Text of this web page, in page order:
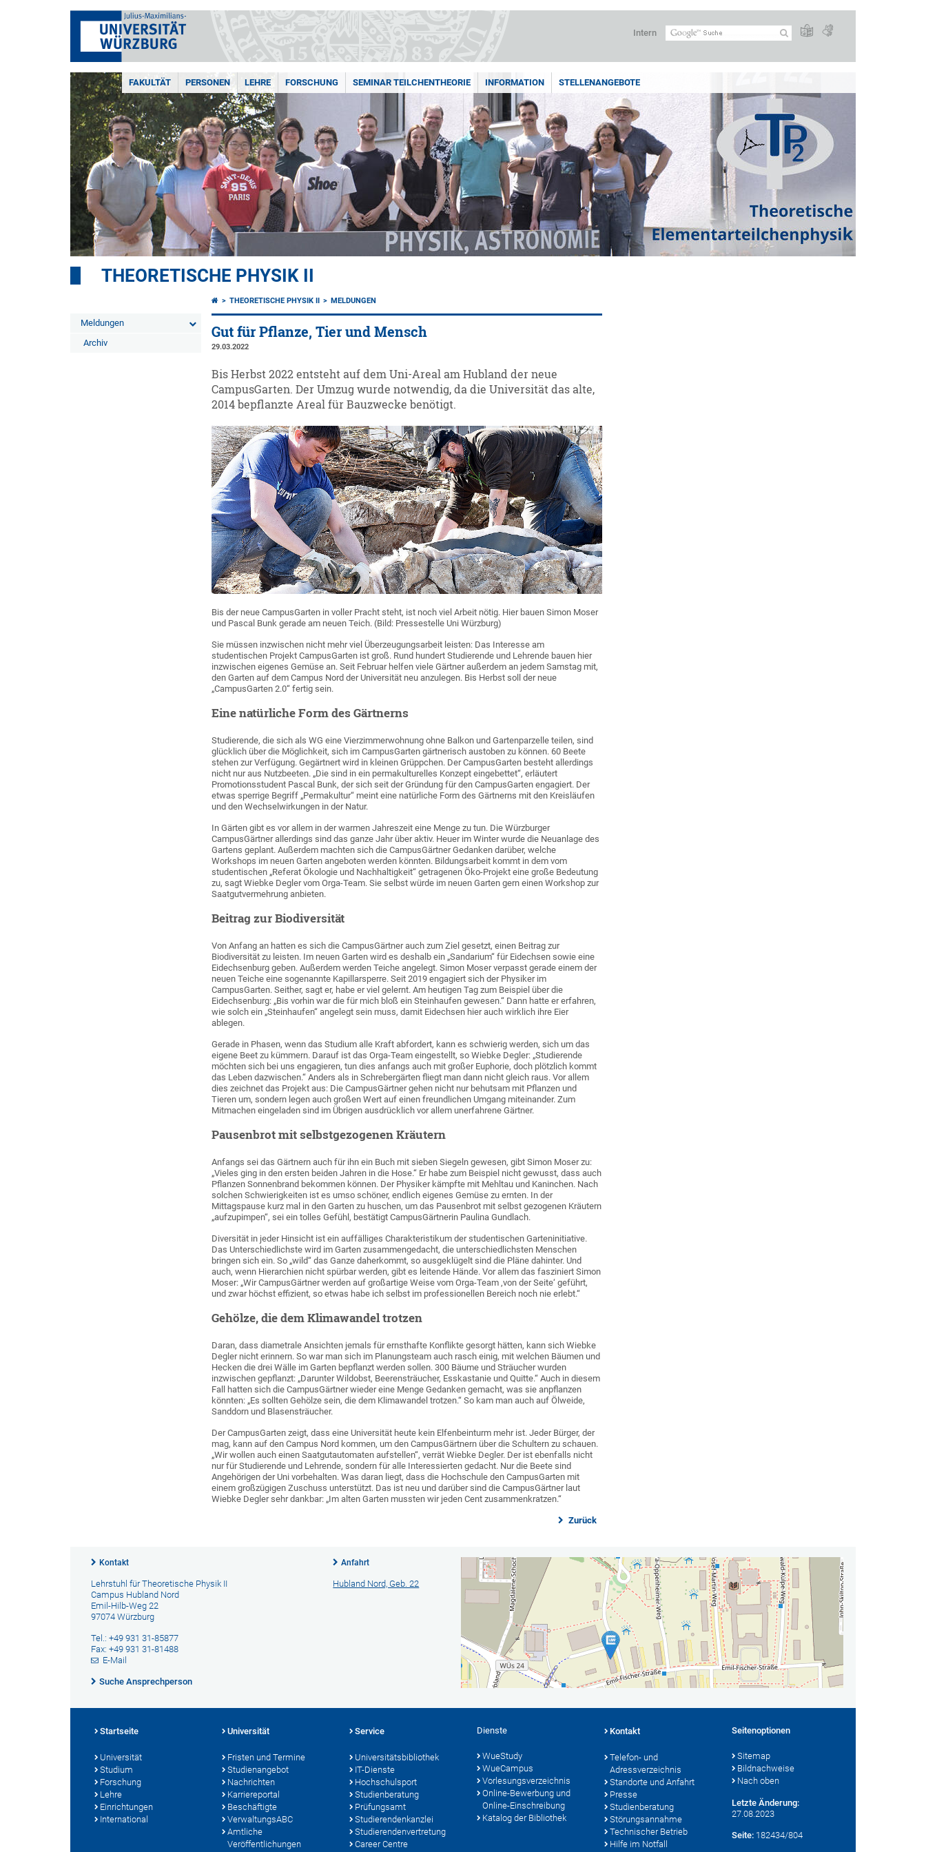
Intern
FAKULTÄT PERSONEN LEHRE FORSCHUNG SEMINAR TEILCHENTHEORIE INFORMATION STELLENANGEBOTE
THEORETISCHE PHYSIK II
Meldungen
Archiv
THEORETISCHE PHYSIK II MELDUNGEN
Gut für Pflanze, Tier und Mensch
29.03.2022
Bis Herbst 2022 entsteht auf dem Uni-Areal am Hubland der neue
CampusGarten. Der Umzug wurde notwendig, da die Universität das alte,
2014 bepflanzte Areal für Bauzwecke benötigt.
Bis der neue CampusGarten in voller Pracht steht, ist noch viel Arbeit nötig. Hier bauen Simon Moser
und Pascal Bunk gerade am neuen Teich. (Bild: Pressestelle Uni Würzburg)
Sie müssen inzwischen nicht mehr viel Überzeugungsarbeit leisten: Das Interesse am
studentischen Projekt CampusGarten ist groß. Rund hundert Studierende und Lehrende bauen hier
inzwischen eigenes Gemüse an. Seit Februar helfen viele Gärtner außerdem an jedem Samstag mit,
den Garten auf dem Campus Nord der Universität neu anzulegen. Bis Herbst soll der neue
„CampusGarten 2.0“ fertig sein.
Eine natürliche Form des Gärtnerns
Studierende, die sich als WG eine Vierzimmerwohnung ohne Balkon und Gartenparzelle teilen, sind
glücklich über die Möglichkeit, sich im CampusGarten gärtnerisch austoben zu können. 60 Beete
stehen zur Verfügung. Gegärtnert wird in kleinen Grüppchen. Der CampusGarten besteht allerdings
nicht nur aus Nutzbeeten. „Die sind in ein permakulturelles Konzept eingebettet“, erläutert
Promotionsstudent Pascal Bunk, der sich seit der Gründung für den CampusGarten engagiert. Der
etwas sperrige Begriff „Permakultur“ meint eine natürliche Form des Gärtnerns mit den Kreisläufen
und den Wechselwirkungen in der Natur.
In Gärten gibt es vor allem in der warmen Jahreszeit eine Menge zu tun. Die Würzburger
CampusGärtner allerdings sind das ganze Jahr über aktiv. Heuer im Winter wurde die Neuanlage des
Gartens geplant. Außerdem machten sich die CampusGärtner Gedanken darüber, welche
Workshops im neuen Garten angeboten werden könnten. Bildungsarbeit kommt in dem vom
studentischen „Referat Ökologie und Nachhaltigkeit“ getragenen Öko-Projekt eine große Bedeutung
zu, sagt Wiebke Degler vom Orga-Team. Sie selbst würde im neuen Garten gern einen Workshop zur
Saatgutvermehrung anbieten.
Beitrag zur Biodiversität
Von Anfang an hatten es sich die CampusGärtner auch zum Ziel gesetzt, einen Beitrag zur
Biodiversität zu leisten. Im neuen Garten wird es deshalb ein „Sandarium“ für Eidechsen sowie eine
Eidechsenburg geben. Außerdem werden Teiche angelegt. Simon Moser verpasst gerade einem der
neuen Teiche eine sogenannte Kapillarsperre. Seit 2019 engagiert sich der Physiker im
CampusGarten. Seither, sagt er, habe er viel gelernt. Am heutigen Tag zum Beispiel über die
Eidechsenburg: „Bis vorhin war die für mich bloß ein Steinhaufen gewesen.“ Dann hatte er erfahren,
wie solch ein „Steinhaufen“ angelegt sein muss, damit Eidechsen hier auch wirklich ihre Eier
ablegen.
Gerade in Phasen, wenn das Studium alle Kraft abfordert, kann es schwierig werden, sich um das
eigene Beet zu kümmern. Darauf ist das Orga-Team eingestellt, so Wiebke Degler: „Studierende
möchten sich bei uns engagieren, tun dies anfangs auch mit großer Euphorie, doch plötzlich kommt
das Leben dazwischen.“ Anders als in Schrebergärten fliegt man dann nicht gleich raus. Vor allem
dies zeichnet das Projekt aus: Die CampusGärtner gehen nicht nur behutsam mit Pflanzen und
Tieren um, sondern legen auch großen Wert auf einen freundlichen Umgang miteinander. Zum
Mitmachen eingeladen sind im Übrigen ausdrücklich vor allem unerfahrene Gärtner.
Pausenbrot mit selbstgezogenen Kräutern
Anfangs sei das Gärtnern auch für ihn ein Buch mit sieben Siegeln gewesen, gibt Simon Moser zu:
„Vieles ging in den ersten beiden Jahren in die Hose.“ Er habe zum Beispiel nicht gewusst, dass auch
Pflanzen Sonnenbrand bekommen können. Der Physiker kämpfte mit Mehltau und Kaninchen. Nach
solchen Schwierigkeiten ist es umso schöner, endlich eigenes Gemüse zu ernten. In der
Mittagspause kurz mal in den Garten zu huschen, um das Pausenbrot mit selbst gezogenen Kräutern
„aufzupimpen“, sei ein tolles Gefühl, bestätigt CampusGärtnerin Paulina Gundlach.
Diversität in jeder Hinsicht ist ein auffälliges Charakteristikum der studentischen Garteninitiative.
Das Unterschiedlichste wird im Garten zusammengedacht, die unterschiedlichsten Menschen
bringen sich ein. So „wild“ das Ganze daherkommt, so ausgeklügelt sind die Pläne dahinter. Und
auch, wenn Hierarchien nicht spürbar werden, gibt es leitende Hände. Vor allem das fasziniert Simon
Moser: „Wir CampusGärtner werden auf großartige Weise vom Orga-Team ‚von der Seite‘ geführt,
und zwar höchst effizient, so etwas habe ich selbst im professionellen Bereich noch nie erlebt.“
Gehölze, die dem Klimawandel trotzen
Daran, dass diametrale Ansichten jemals für ernsthafte Konflikte gesorgt hätten, kann sich Wiebke
Degler nicht erinnern. So war man sich im Planungsteam auch rasch einig, mit welchen Bäumen und
Hecken die drei Wälle im Garten bepflanzt werden sollen. 300 Bäume und Sträucher wurden
inzwischen gepflanzt: „Darunter Wildobst, Beerensträucher, Esskastanie und Quitte.“ Auch in diesem
Fall hatten sich die CampusGärtner wieder eine Menge Gedanken gemacht, was sie anpflanzen
könnten: „Es sollten Gehölze sein, die dem Klimawandel trotzen.“ So kam man auch auf Ölweide,
Sanddorn und Blasensträucher.
Der CampusGarten zeigt, dass eine Universität heute kein Elfenbeinturm mehr ist. Jeder Bürger, der
mag, kann auf den Campus Nord kommen, um den CampusGärtnern über die Schultern zu schauen.
„Wir wollen auch einen Saatgutautomaten aufstellen“, verrät Wiebke Degler. Der ist ebenfalls nicht
nur für Studierende und Lehrende, sondern für alle Interessierten gedacht. Nur die Beete sind
Angehörigen der Uni vorbehalten. Was daran liegt, dass die Hochschule den CampusGarten mit
einem großzügigen Zuschuss unterstützt. Das ist neu und darüber sind die CampusGärtner laut
Wiebke Degler sehr dankbar: „Im alten Garten mussten wir jeden Cent zusammenkratzen.“
Zurück
Kontakt
Lehrstuhl für Theoretische Physik II
Campus Hubland Nord
Emil-Hilb-Weg 22
97074 Würzburg
Tel.: +49 931 31-85877
Fax: +49 931 31-81488
E-Mail
Suche Ansprechperson
Anfahrt
Hubland Nord, Geb. 22
Startseite
Universität
Studium
Forschung
Lehre
Einrichtungen
International
Universität
Fristen und Termine
Studienangebot
Nachrichten
Karriereportal
Beschäftigte
VerwaltungsABC
Amtliche
Veröffentlichungen
Service
Universitätsbibliothek
IT-Dienste
Hochschulsport
Studienberatung
Prüfungsamt
Studierendenkanzlei
Studierendenvertretung
Career Centre
Dienste
WueStudy
WueCampus
Vorlesungsverzeichnis
Online-Bewerbung und
Online-Einschreibung
Katalog der Bibliothek
Kontakt
Telefon- und
Adressverzeichnis
Standorte und Anfahrt
Presse
Studienberatung
Störungsannahme
Technischer Betrieb
Hilfe im Notfall
Seitenoptionen
Sitemap
Bildnachweise
Nach oben
Letzte Änderung:
27.08.2023
Seite: 182434/804